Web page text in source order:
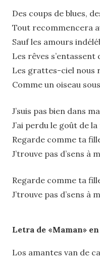
Des coups de blues,
Tout recommencera
Sauf les amours
Les rêves
Les grattes-ciel nous
Comme un oiseau
J’suis pas bien dans
J’ai perdu le goût de
Regarde comme ta
J’trouve pas d’sens à
Regarde comme ta
J’trouve pas d’sens à
Letra de «Maman»
Los amantes van de